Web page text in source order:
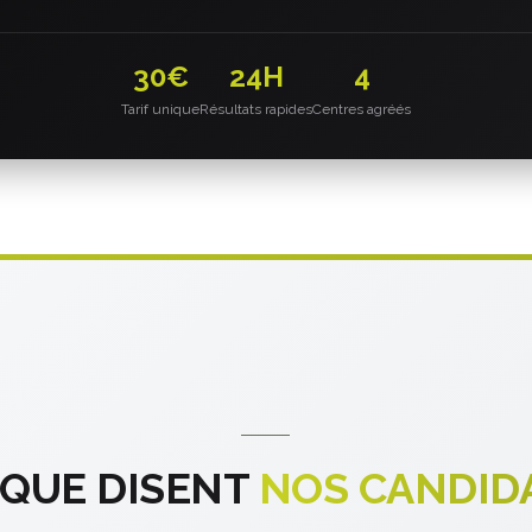
30€
Tarif unique
24H
Résultats rapides
4
Centres agréés
DISENT NOS